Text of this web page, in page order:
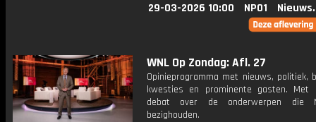
29-03-2026 10:00 NPO1
WNL Op Zondag: Afl. 27
Opinieprogramma met nieuws, politiek,
kwesties en prominente gasten. Met
debat over de onderwerpen die
bezighouden.